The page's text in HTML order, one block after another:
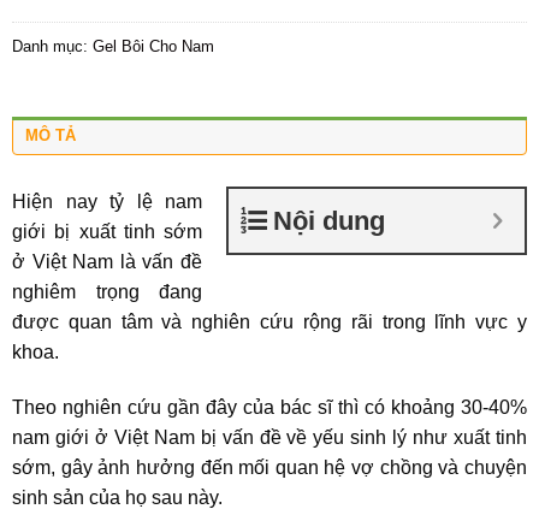
Danh mục: Gel Bôi Cho Nam
MÔ TẢ
Nội dung
Hiện nay tỷ lệ nam
giới bị xuất tinh sớm
ở Việt Nam là vấn đề
nghiêm trọng đang
được quan tâm và nghiên cứu rộng rãi trong lĩnh vực y
khoa.
Theo nghiên cứu gần đây của bác sĩ thì có khoảng 30-40%
nam giới ở Việt Nam bị vấn đề về yếu sinh lý như xuất tinh
sớm, gây ảnh hưởng đến mối quan hệ vợ chồng và chuyện
sinh sản của họ sau này.